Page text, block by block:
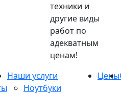
техники и
другие виды
работ по
адекватным
ценам!
Наши услуги
Ноутбуки
Цены